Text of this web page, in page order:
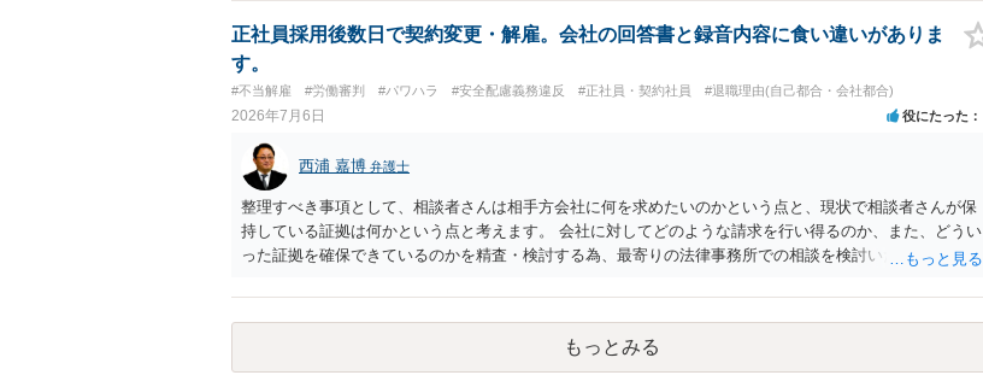
正社員採用後数日で契約変更・解雇。会社の回答書と録音内容に食い違いがありま
す。
#不当解雇 #労働審判 #パワハラ #安全配慮義務違反 #正社員・契約社員 #退職理由(自己都合・会社都合)
2026年7月6日 役にたった
西浦 嘉博 弁護士
整理すべき事項として、相談者さんは相手方会社に何を求めたいのかという点と、現状で相談者さんが保
持している証拠は何かという点と考えます。 会社に対してどのような請求を行い得るのか、また、どうい
った証拠を確保できているのかを精査・検討する為、最寄りの法律事務所での相談を検討いただければと
もっとみる